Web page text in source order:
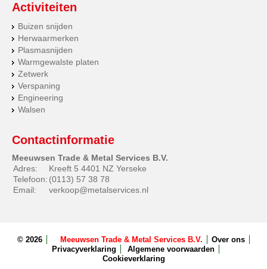
Activiteiten
Buizen snijden
Herwaarmerken
Plasmasnijden
Warmgewalste platen
Zetwerk
Verspaning
Engineering
Walsen
Contactinformatie
Meeuwsen Trade & Metal Services B.V.
Adres:
Kreeft 5 4401 NZ Yerseke
Telefoon: (0113) 57 38 78
Email:
verkoop@metalservices.nl
© 2026 Meeuwsen Trade & Metal Services B.V.
Over ons
Privacyverklaring
Algemene voorwaarden
Cookieverklaring